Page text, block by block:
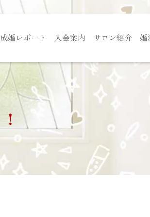
婚レポート 入会案内 サロン紹介 婚